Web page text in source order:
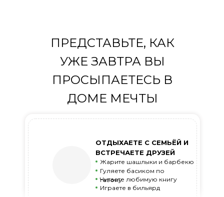
ПРЕДСТАВЬТЕ, КАК
УЖЕ ЗАВТРА ВЫ
ПРОСЫПАЕТЕСЬ В
ДОМЕ МЕЧТЫ
ОТДЫХАЕТЕ С СЕМЬЁЙ И
ВСТРЕЧАЕТЕ ДРУЗЕЙ
Жарите шашлыки и барбекю
Гуляете басиком по
газону
Читаете любимую книгу
Играете в бильярд